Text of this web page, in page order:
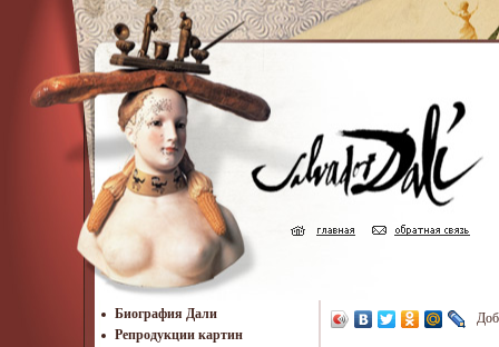
Биография Дали
Репродукции картин